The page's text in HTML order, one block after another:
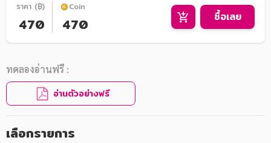
ราคา (฿)
470
Coin
470 ซื้อเลย
ทดลองอ่านฟรี :
อ่านตัวอย่างฟรี
เลือกรายการ